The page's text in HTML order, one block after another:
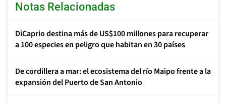
Notas Relacionadas
DiCaprio destina más de US$100 millones para recuperar
a 100 especies en peligro que habitan en 30 países
De cordillera a mar: el ecosistema del río Maipo frente a la
expansión del Puerto de San Antonio